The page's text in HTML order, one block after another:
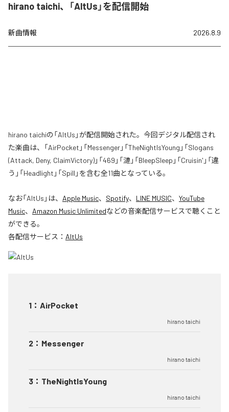
hirano taichi、「AltUs」を配信開始
新曲情報 2026.8.9
hirano taichiの「AltUs」が配信開始された。今回デジタル配信され
た楽曲は、「AirPocket」「Messenger」「TheNightIsYoung」「Slogans
(Attack, Deny, ClaimVictory)」「469」「漣」「BleepSleep」「Cruisin'」「違
う」「Headlight」「Spill」を含む全11曲となっている。
なお「AltUs 」は、 Apple Music、 Spotify、 LINE MUSIC、 YouTube
Music、 Amazon Music Unlimitedなどの音楽配信サービスで聴くこと
ができる。
各配信サービス： AltUs
1 ： AirPocket
hirano taichi
2 ： Messenger
hirano taichi
3 ： TheNightIsYoung
hirano taichi